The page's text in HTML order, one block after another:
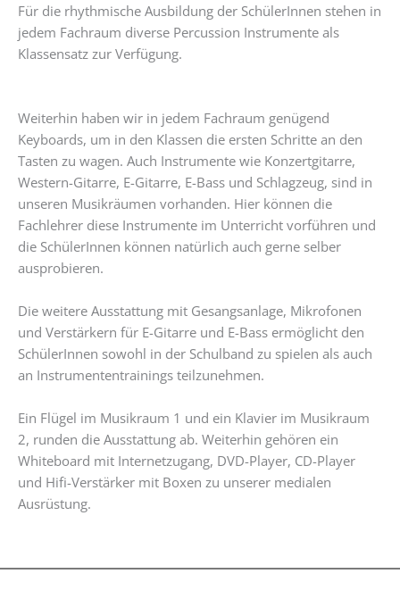
Für die rhythmische Ausbildung der SchülerInnen stehen in
jedem Fachraum diverse Percussion Instrumente als
Klassensatz zur Verfügung.
Weiterhin haben wir in jedem Fachraum genügend
Keyboards, um in den Klassen die ersten Schritte an den
Tasten zu wagen. Auch Instrumente wie Konzertgitarre,
Western-Gitarre, E-Gitarre, E-Bass und Schlagzeug, sind in
unseren Musikräumen vorhanden. Hier können die
Fachlehrer diese Instrumente im Unterricht vorführen und
die SchülerInnen können natürlich auch gerne selber
ausprobieren.
Die weitere Ausstattung mit Gesangsanlage, Mikrofonen
und Verstärkern für E-Gitarre und E-Bass ermöglicht den
SchülerInnen sowohl in der Schulband zu spielen als auch
an Instrumententrainings teilzunehmen.
Ein Flügel im Musikraum 1 und ein Klavier im Musikraum
2, runden die Ausstattung ab. Weiterhin gehören ein
Whiteboard mit Internetzugang, DVD-Player, CD-Player
und Hifi-Verstärker mit Boxen zu unserer medialen
Ausrüstung.